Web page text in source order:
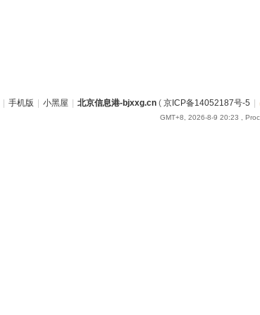
| 手机版 | 小黑屋 | 北京信息港-bjxxg.cn ( 京ICP备14052187号-5 |
GMT+8, 2026-8-9 20:23 ,